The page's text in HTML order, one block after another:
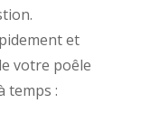
et
votre poêle
temps :